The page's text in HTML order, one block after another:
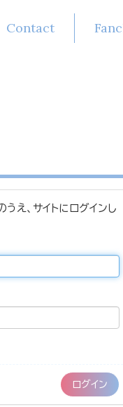
Contact
え、サイトにログインし